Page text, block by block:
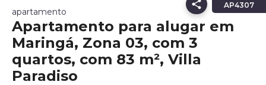
AP4307
apartamento
Apartamento para alugar em
Maringá, Zona 03, com 3
quartos, com 83 m², Villa
Paradiso